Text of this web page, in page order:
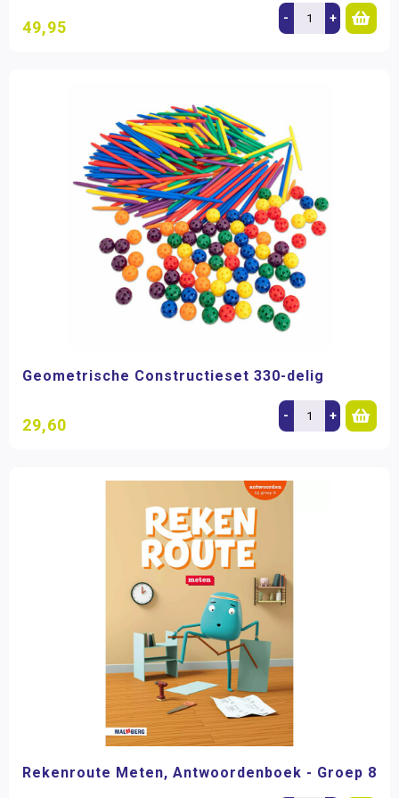
49,95 - +
Geometrische Constructieset 330-delig
29,60 - +
Rekenroute Meten, Antwoordenboek - Groep 8